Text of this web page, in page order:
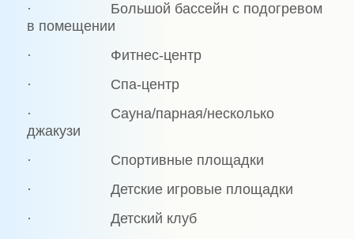
· Большой бассейн с подогревом
в помещении
· Фитнес-центр
· Спа-центр
· Сауна/парная/несколько
джакузи
· Спортивные площадки
· Детские игровые площадки
· Детский клуб